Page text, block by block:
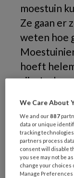
moestuin
Ze gaan er
weten hoe
hoeft
zijn. In
eenvoudig
Je
We Care About
We and our887
data or unique
tracking
partners process
consent will disable
you see may not be
change your choices
Manage Preferences